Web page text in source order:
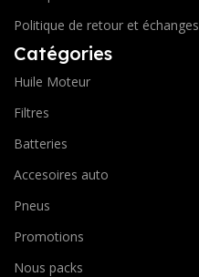
Politique de retour et échanges
Catégories
Huile Moteur
Filtres
Batteries
Accesoires auto
Pneus
Promotions
Nous packs